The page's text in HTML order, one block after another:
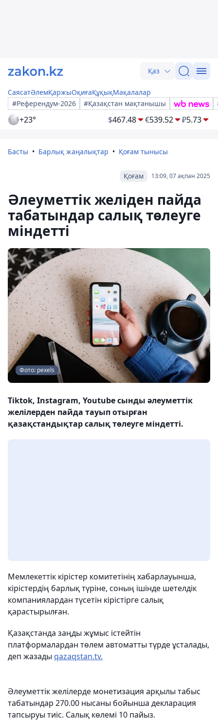
Қаз
СаясатӘлемҚаржыОқиғаҚұқықМақалалар
#Референдум-2026
#Қазақстан мақтанышы
+23° $467.48 €539.52 ₽5.73
Басты Барлық жаңалықтар Қоғам тынысы
13:09, 07 ақпан 2025
Қоғам
Әлеуметтік желіден пайда
табатындар салық төлеуге
міндетті
Фото: pexels
Tiktok, Instagram, Youtube сынды әлеуметтік
желілерден пайда тауып отырған
қазақстандықтар салық төлеуге міндетті.
Мемлекеттік кірістер комитетінің хабарлауынша,
кірістердің барлық түріне, соның ішінде шетелдік
компаниялардан түсетін кірістірге салық
қарастырылған.
Қазақстанда заңды жұмыс істейтін
платформалардан төлем автоматты түрде ұсталады,
деп жазады qazaqstan.tv.
Әлеуметтік желілерде монетизация арқылы табыс
табатындар 270.00 нысаны бойынша декларация
тапсыруы тиіс. Салық көлемі 10 пайыз.